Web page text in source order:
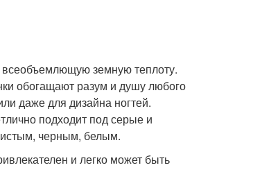
земную теплоту.
обогащают разум и душу любого
даже для дизайна ногтей.
подходит под серые и
черным, белым.
и легко может быть